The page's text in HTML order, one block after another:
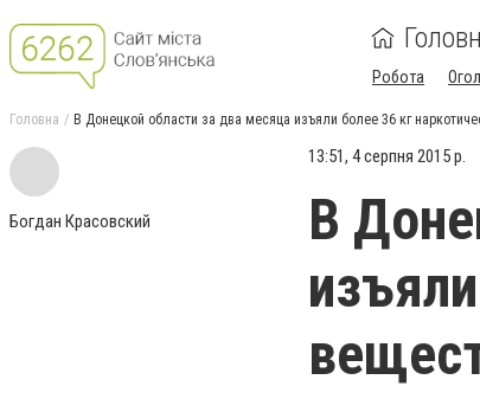
Робота
Головна В Донецкой области за два месяца изъяли более 36 кг
Богдан Красовский
13:51, 4 серпня 2015 р.
В